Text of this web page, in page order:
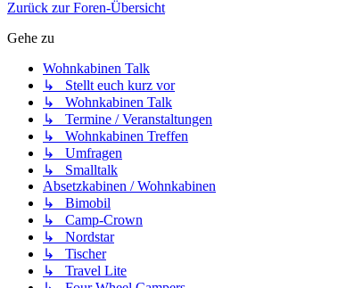
Zurück zur Foren-Übersicht
Gehe zu
Wohnkabinen Talk
↳ Stellt euch kurz vor
↳ Wohnkabinen Talk
↳ Termine / Veranstaltungen
↳ Wohnkabinen Treffen
↳ Umfragen
↳ Smalltalk
Absetzkabinen / Wohnkabinen
↳ Bimobil
↳ Camp-Crown
↳ Nordstar
↳ Tischer
↳ Travel Lite